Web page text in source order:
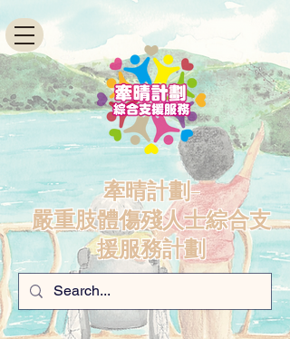
牽晴計劃-
嚴重肢體傷殘人士綜合支
援服務計劃